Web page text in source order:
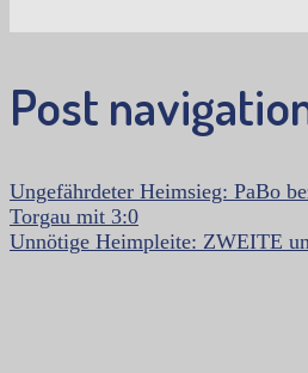
Post
Ungefährdeter Heimsieg: PaBo
Torgau mit 3:0
Unnötige Heimpleite: ZWEITE